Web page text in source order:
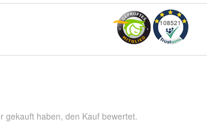
108521
gekauft haben, den Kauf bewertet.